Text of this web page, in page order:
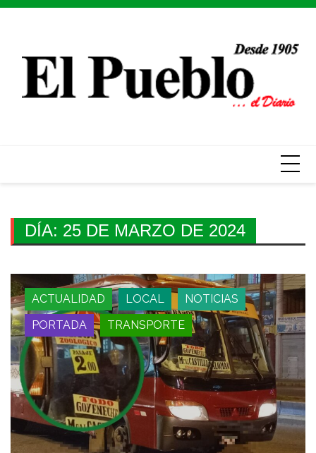
Skip
DÍA: 25 DE MARZO DE 2024
ACTUALIDAD LOCAL
NOTICIAS
PORTADA
TRANSPORTE